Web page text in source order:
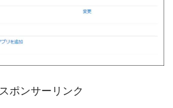
スポンサーリンク